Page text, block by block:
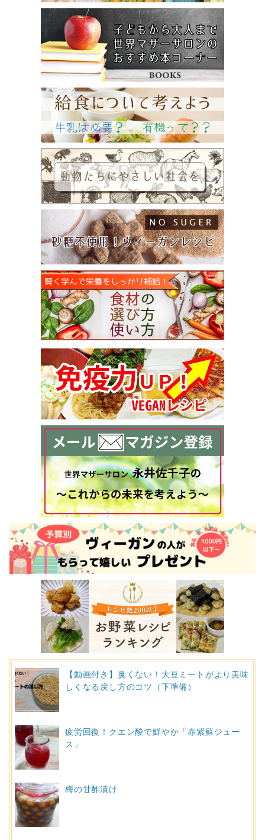
【動画付き】臭くない！大豆ミートがより美味
しくなる戻し方のコツ（下準備）
疲労回復！クエン酸で鮮やか「赤紫蘇ジュー
ス」
梅の甘酢漬け